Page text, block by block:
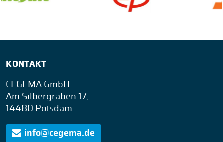
KONTAKT
CEGEMA GmbH
Am Silbergraben 17,
14480 Potsdam
info@cegema.de